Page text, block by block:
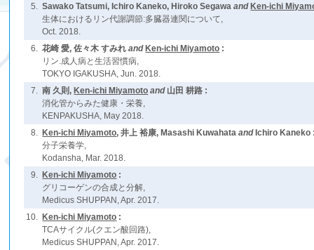
5. Sawako Tatsumi, Ichiro Kaneko, Hiroko Segawa and Ken-ichi
生体におけるリン代謝調節:多臓器連関について,
Oct. 2018.
6. 花崎 愛, 佐々木 すみれ and Ken-ichi Miyamoto :
リン.成人病と生活習慣病,
TOKYO IGAKUSHA, Jun. 2018.
7. 南 久則, Ken-ichi Miyamoto and 山田 耕路 :
消化管からみた健康・栄養,
KENPAKUSHA, May 2018.
8. Ken-ichi Miyamoto, 井上 裕康, Masashi Kuwahata and Ichiro Kaneko :
分子栄養学,
Kodansha, Mar. 2018.
9. Ken-ichi Miyamoto :
グリコーゲンの合成と分解,
Medicus SHUPPAN, Apr. 2017.
10. Ken-ichi Miyamoto :
TCAサイクル(クエン酸回路),
Medicus SHUPPAN, Apr. 2017.